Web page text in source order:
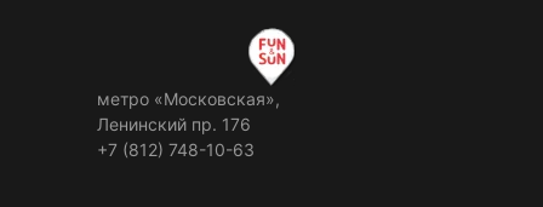
метро «Московская»,
Ленинский пр. 176
+7 (812) 748-10-63